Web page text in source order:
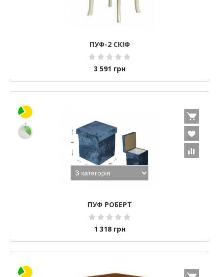
ПУФ-2 СКІФ
3 591 грн
ПУФ РОБЕРТ
1 318 грн